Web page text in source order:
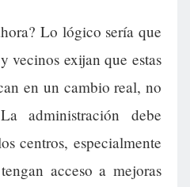
Lo lógico sería que
vecinos exijan que estas
en un cambio real, no
administración debe
centros, especialmente
acceso a mejoras